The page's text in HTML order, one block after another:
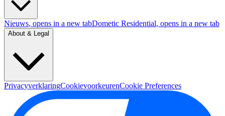
Nieuws, opens in a new tabDometic Residential, opens in a new tab
About & Legal
PrivacyverklaringCookievoorkeurenCookie Preferences